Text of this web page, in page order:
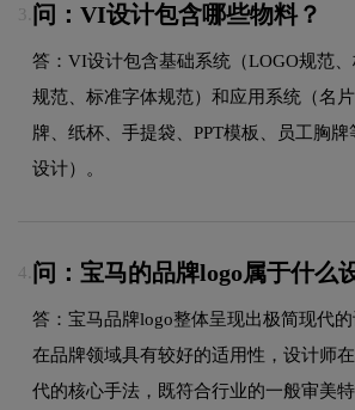
3. 问：VI设计包含哪些物料？
答：VI设计包含基础系统（LOGO规范
规范、标准字体规范）和应用系统（名
牌、纸杯、手提袋、PPT模板、员工胸
设计）。
4. 问：宝马的品牌logo属于什么
答：宝马品牌logo整体呈现出极简现代
在品牌领域具有较好的适用性，设计师
代的核心手法，既符合行业的一般审美